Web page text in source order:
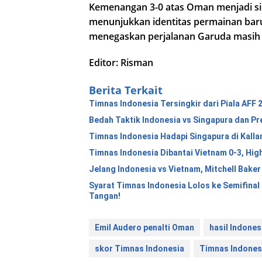
Kemenangan 3-0 atas Oman menjadi
menunjukkan identitas permainan
menegaskan perjalanan Garuda
Editor: Risman
Berita Terkait
Timnas Indonesia Tersingkir dari Piala AFF
Bedah Taktik Indonesia vs Singapura dan
Timnas Indonesia Hadapi Singapura di
Timnas Indonesia Dibantai Vietnam 0-3,
Jelang Indonesia vs Vietnam, Mitchell
Syarat Timnas Indonesia Lolos ke
Tangan!
Emil Audero penalti Oman hasil
skor Timnas Indonesia Timnas